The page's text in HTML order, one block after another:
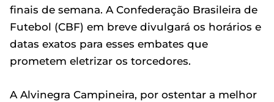
finais de semana. A Confederação Brasileira de
Futebol (CBF) em breve divulgará os horários e
datas exatos para esses embates que
prometem eletrizar os torcedores.
A Alvinegra Campineira, por ostentar a melhor